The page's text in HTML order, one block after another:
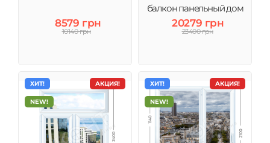
8579 грн
10140 грн
балкон панельный дом
20279 грн
23400 грн
АКЦИЯ!
ХИТ!
NEW!
АКЦИЯ!
ХИТ!
NEW!